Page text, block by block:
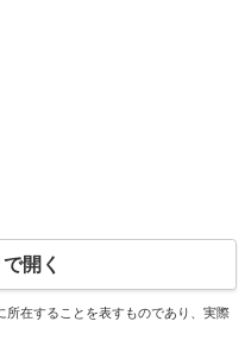
開く
在することを表すものであり、実際